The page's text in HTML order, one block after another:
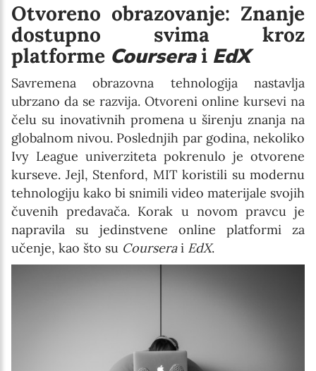
Otvoreno obrazovanje: Znanje
dostupno svima kroz
platforme Courserai EdX
Savremena obrazovna tehnologija nastavlja
ubrzano da se razvija. Otvoreni online kursevi na
čelu su inovativnih promena u širenju znanja na
globalnom nivou. Poslednjih par godina, nekoliko
Ivy League univerziteta pokrenulo je otvorene
kurseve. Jejl, Stenford, MIT koristili su modernu
tehnologiju kako bi snimili video materijale svojih
čuvenih predavača. Korak u novom pravcu je
napravila su jedinstvene online platformi za
učenje, kao što su Courserai EdX.